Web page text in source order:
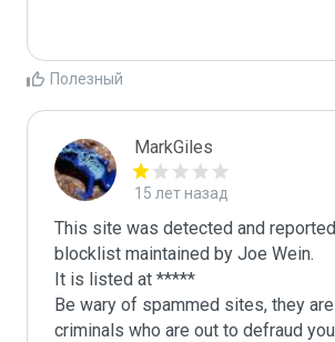
Полезный
MarkGiles
15 лет назад
This site was detected and
blocklist maintained by Joe Wein.
It is listed at *****
Be wary of spammed sites, they
criminals who are out to defraud